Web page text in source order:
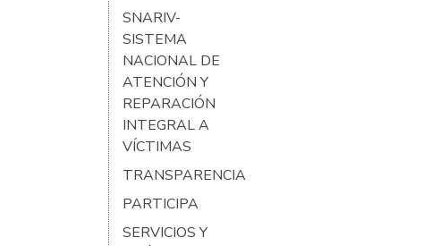
SNARIV-
SISTEMA
NACIONAL DE
ATENCIÓN Y
REPARACIÓN
INTEGRAL A
VÍCTIMAS
TRANSPARENCIA
PARTICIPA
SERVICIOS Y